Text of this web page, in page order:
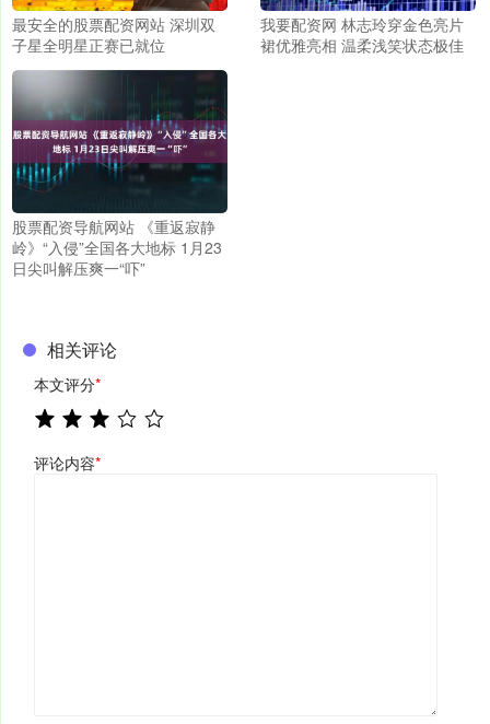
最安全的股票配资网站 深圳双
子星全明星正赛已就位
我要配资网 林志玲穿金色亮片
裙优雅亮相 温柔浅笑状态极佳
股票配资导航网站 《重返寂静
岭》“入侵”全国各大地标 1月23
日尖叫解压爽一“吓”
相关评论
本文评分*
评论内容*